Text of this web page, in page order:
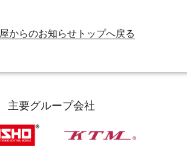
からのお知らせトップへ戻る
主要グループ会社